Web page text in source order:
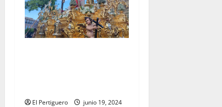
El Pertiguero
junio 19, 2024